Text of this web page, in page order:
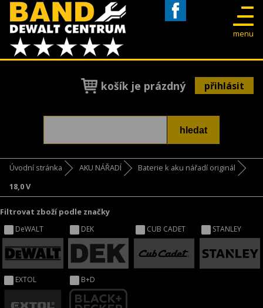
menu
košík je prázdný přihlásit
Úvodní stránka AKU NÁŘADÍ
Baterie k aku nářadí originál
18,0 V
Filtrovat zboží podle značky
DeWALT DEK CUB CADET STANLEY
EXTOL B+D